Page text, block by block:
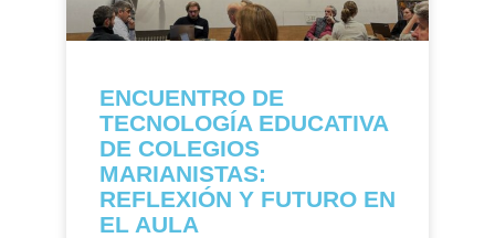
ENCUENTRO DE
TECNOLOGÍA EDUCATIVA
DE COLEGIOS
MARIANISTAS:
REFLEXIÓN Y FUTURO EN
EL AULA